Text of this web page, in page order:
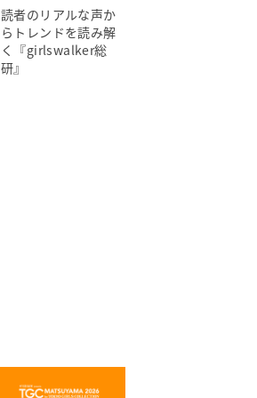
読者のリアルな声か
らトレンドを読み解
く『girlswalker総
研』